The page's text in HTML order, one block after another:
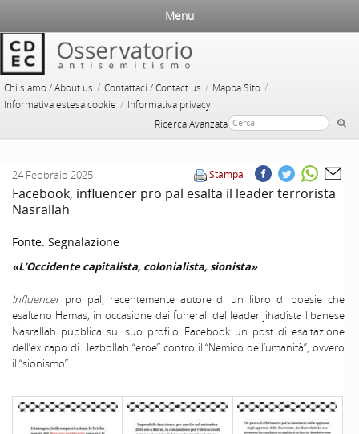
Chi siamo / About us / Contattaci / Contact us / Mappa Sito /
Informativa estesa cookie / Informativa privacy
Ricerca Avanzata
Menu
Stampa
24 Febbraio 2025
Facebook, influencer pro pal esalta il leader terrorista
Nasrallah
Fonte: Segnalazione
«L’Occidente capitalista, colonialista, sionista»
Influencerpro pal, recentemente autore di un libro di poesie che
esaltano Hamas, in occasione dei funerali del leader jihadista libanese
Nasrallah pubblica sul suo profilo Facebook un post di esaltazione
dell’ex capo di Hezbollah “eroe” contro il “Nemico dell’umanità”, ovvero
il “sionismo”.